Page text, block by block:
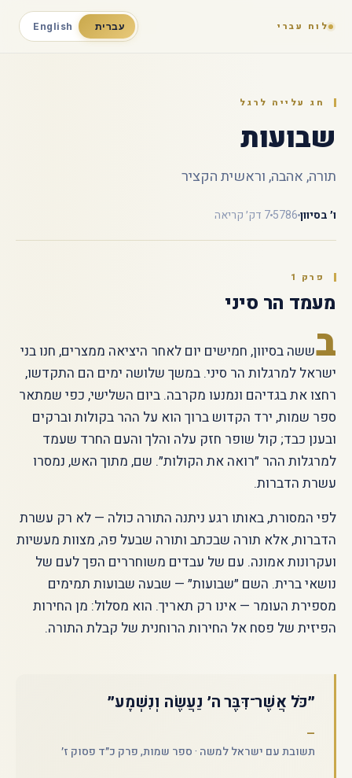
לוח עברי עברית English
חג עלייה לרגל
שבועות
תורה, אהבה, וראשית הקציר
ו׳ בסיוון57867 דק׳ קריאה
פרק 1
מעמד הר סיני
בששה בסיוון, חמישים יום לאחר היציאה ממצרים, חנו בני
ישראל למרגלות הר סיני. במשך שלושה ימים הם התקדשו,
רחצו את בגדיהם ונמנעו מקרבה. ביום השלישי, כפי שמתאר
ספר שמות, ירד הקדוש ברוך הוא על ההר בקולות וברקים
ובענן כבד; קול שופר חזק עלה והלך והעם החרד שעמד
למרגלות ההר ״רואה את הקולות״. שם, מתוך האש, נמסרו
עשרת הדברות.
לפי המסורת, באותו רגע ניתנה התורה כולה — לא רק עשרת
הדברות, אלא תורה שבכתב ותורה שבעל פה, מצוות מעשיות
ועקרונות אמונה. עם של עבדים משוחררים הפך לעם של
נושאי ברית. השם ״שבועות״ — שבעה שבועות תמימים
מספירת העומר — אינו רק תאריך. הוא מסלול: מן החירות
הפיזית של פסח אל החירות הרוחנית של קבלת התורה.
״כֹּל אֲשֶׁר־דִּבֶּר ה׳ נַעֲשֶׂה וְנִשְׁמָע״
תשובת עם ישראל למשה · ספר שמות, פרק כ״ד פסוק ז׳